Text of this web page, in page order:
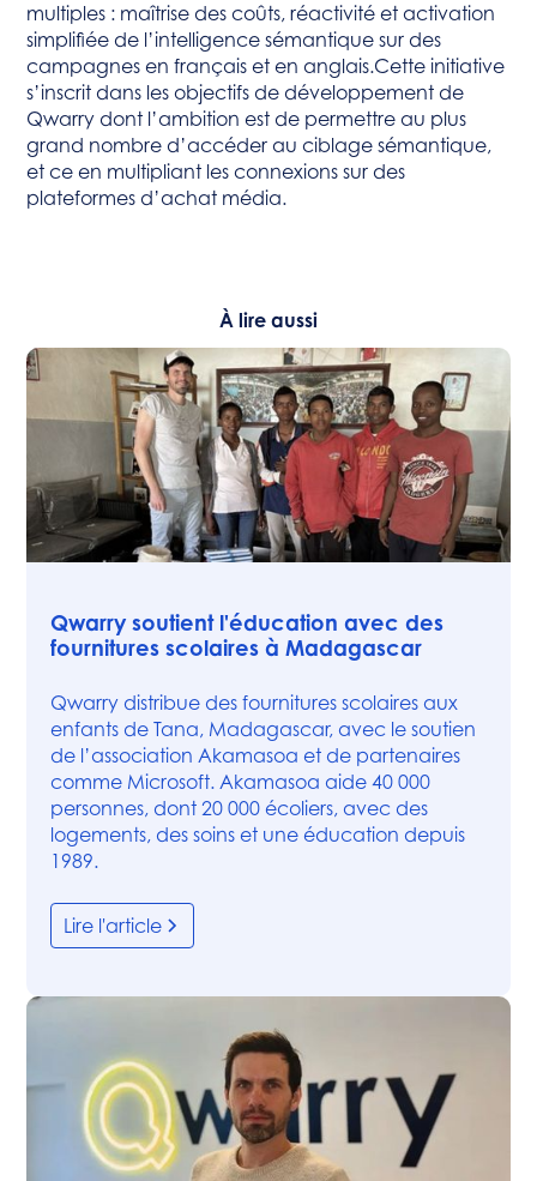
multiples : maîtrise des coûts, réactivité et activation
simplifiée de l’intelligence sémantique sur des
campagnes en français et en anglais.Cette initiative
s’inscrit dans les objectifs de développement de
Qwarry dont l’ambition est de permettre au plus
grand nombre d’accéder au ciblage sémantique,
et ce en multipliant les connexions sur des
plateformes d’achat média.
À lire aussi
Qwarry soutient l'éducation avec des
fournitures scolaires à Madagascar
Qwarry distribue des fournitures scolaires aux
enfants de Tana, Madagascar, avec le soutien
de l’association Akamasoa et de partenaires
comme Microsoft. Akamasoa aide 40 000
personnes, dont 20 000 écoliers, avec des
logements, des soins et une éducation depuis
1989.
Lire l'article